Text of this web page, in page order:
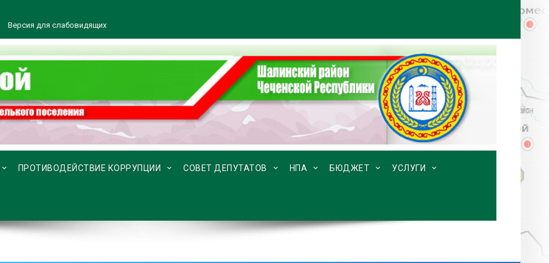
Версия для слабовидящих
ПРОТИВОДЕЙСТВИЕ КОРРУПЦИИ СОВЕТ ДЕПУТАТОВ НПА БЮДЖЕТ УСЛУГИ